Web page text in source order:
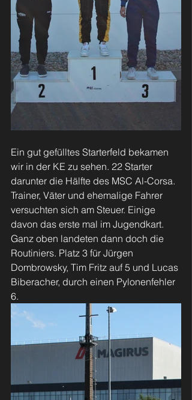
Ein gut gefülltes Starterfeld bekamen
wir in der KE zu sehen. 22 Starter
darunter die Hälfte des MSC Al-Corsa.
Trainer, Väter und ehemalige Fahrer
versuchten sich am Steuer. Einige
davon das erste mal im Jugendkart.
Ganz oben landeten dann doch die
Routiniers. Platz 3 für Jürgen
Dombrowsky, Tim Fritz auf 5 und Lucas
Biberacher, durch einen Pylonenfehler
6.